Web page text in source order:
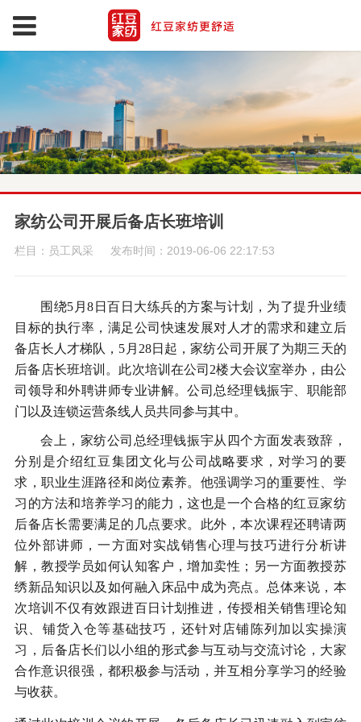
家纺公司开展后备店长班培训
栏目：员工风采 发布时间：2019-06-06 22:17:53
围绕5 月8 日百日大练兵的方案与计划，为了提升业绩
目标的执行率，满足公司快速发展对人才的需求和建立后
备店长人才梯队， 5 月 28日起，家纺公司开展了为期三天的
后备店长班培训。此次培训在公司 2楼大会议室举办，由公
司领导和外聘讲师专业讲解。公司总经理钱振宇、职能部
门以及连锁运营条线人员共同参与其中。
会上，家纺公司总经理钱振宇从四个方面发表致辞，
分别是介绍红豆集团文化与公司战略要求，对学习的要
求，职业生涯路径和岗位素养。他强调学习的重要性、学
习的方法和培养学习的能力，这也是一个合格的红豆家纺
后备店长需要满足的几点要求。此外，本次课程还聘请两
位外部讲师，一方面对实战销售心理与技巧进行分析讲
解，教授学员如何认知客户，增加卖性；另一方面教授苏
绣新品知识以及如何融入床品中成为亮点。总体来说，本
次培训不仅有效跟进百日计划推进，传授相关销售理论知
识、铺货入仓等基础技巧，还针对店铺陈列加以实操演
习，后备店长们以小组的形式参与互动与交流讨论，大家
合作意识很强，都积极参与活动，并互相分享学习的经验
与收获。